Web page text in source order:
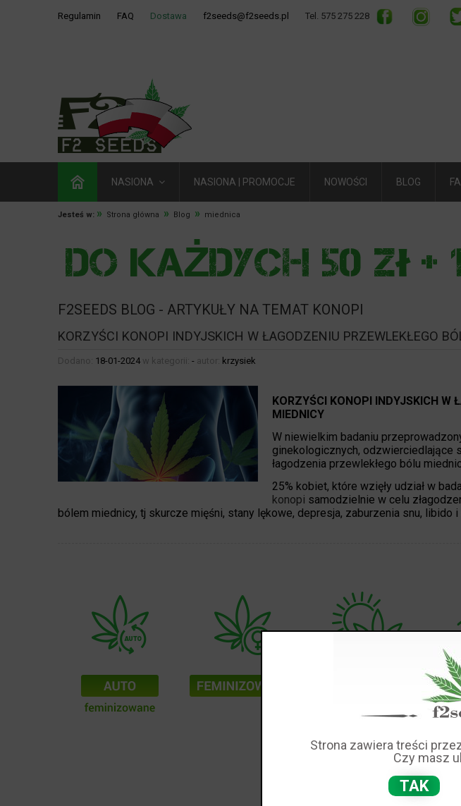
Regulamin FAQ Dostawa f2seeds@f2seeds.pl Tel. 575 275 228
NASIONA NASIONA | PROMOCJE NOWOŚCI BLOG
Jesteś w: » Strona główna » Blog » miednica
F2SEEDS BLOG - ARTYKUŁY NA TEMAT KONOPI
KORZYŚCI KONOPI INDYJSKICH W ŁAGODZENIU PRZEWLEKŁEGO
Dodano: 18-01-2024 w kategorii: - autor: krzysiek
KORZYŚCI KONOPI INDYJSKICH W
MIEDNICY
W niewielkim badaniu
ginekologicznych, odzwierciedlające
łagodzenia przewlekłego bólu
25% kobiet, które wzięły udział w
konopi samodzielnie w celu
bólem miednicy, tj skurcze mięśni, stany lękowe, depresja, zaburzenia snu, libido i
Strona zawiera treści
Czy masz
TAK